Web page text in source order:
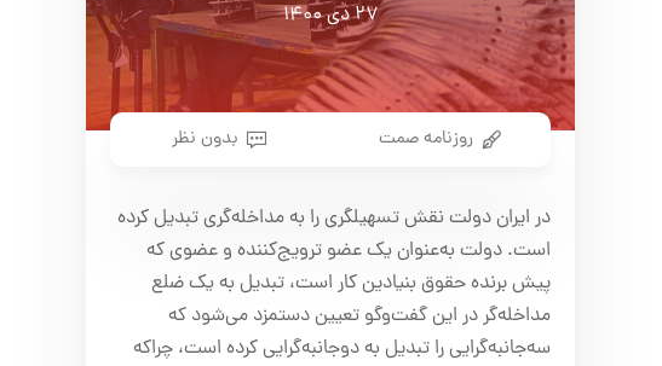
۲۷ دی ۱۴۰۰
روزنامه صمت بدون نظر
در ایران دولت نقش تسهیلگری را به مداخله‌گری تبدیل کرده
است. دولت به‌عنوان یک عضو ترویج‌کننده و عضوی که
پیش برنده حقوق بنیادین کار است، تبدیل به یک ضلع
مداخله‌گر در این گفت‌وگو تعیین دستمزد می‌شود که
سه‌جانبه‌گرایی را تبدیل به دو‌جانبه‌گرایی کرده است، چراکه